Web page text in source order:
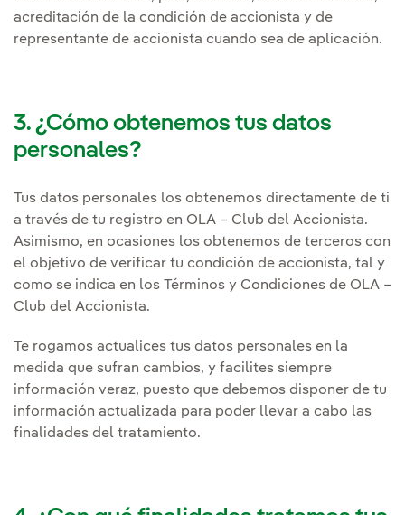
acreditación de la condición de accionista y de
representante de accionista cuando sea de aplicación.
3. ¿Cómo obtenemos tus datos
personales?
Tus datos personales los obtenemos directamente de ti
a través de tu registro en OLA – Club del Accionista.
Asimismo, en ocasiones los obtenemos de terceros con
el objetivo de verificar tu condición de accionista, tal y
como se indica en los Términos y Condiciones de OLA –
Club del Accionista.
Te rogamos actualices tus datos personales en la
medida que sufran cambios, y facilites siempre
información veraz, puesto que debemos disponer de tu
información actualizada para poder llevar a cabo las
finalidades del tratamiento.